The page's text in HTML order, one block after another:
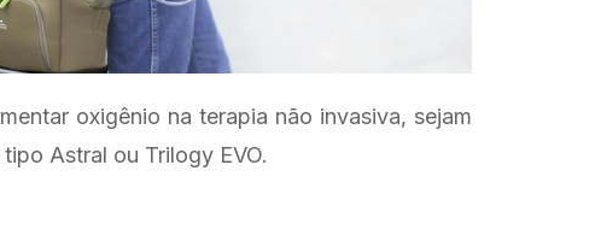
oxigênio na terapia não invasiva, sejam
Astral ou Trilogy EVO.